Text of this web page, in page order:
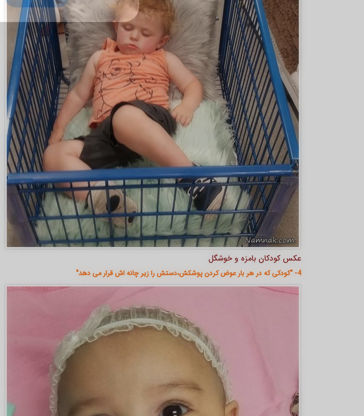
دریافت هدیه
عکس کودکان بامزه و خوشگل
4- "کودکی که در هر بار عوض کردن پوشکش،دستش را زیر چانه اش قرار می دهد"